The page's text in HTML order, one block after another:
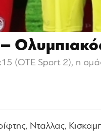
(OTE Sport 2), η
Νταλλας,